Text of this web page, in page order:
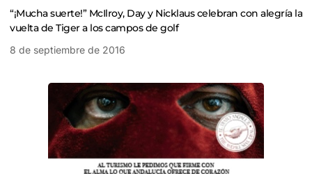
“¡Mucha suerte!” McIlroy, Day y Nicklaus celebran con alegría la
vuelta de Tiger a los campos de golf
8 de septiembre de 2016